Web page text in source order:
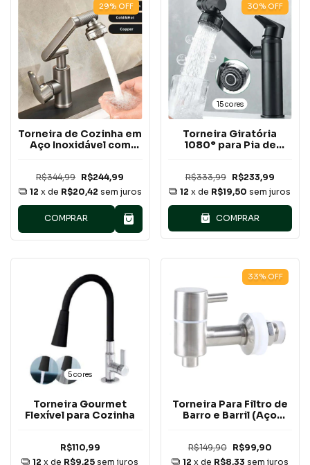
29% OFF
Torneira de Cozinha em
Aço Inoxidável com
R$344,99 R$244,99
12 x de R$20,42 sem juros
COMPRAR
30% OFF
15 cores
Torneira Giratória
1080° para Pia de
R$333,99
R$233,99
12 x de R$19,50 sem juros
COMPRAR
5 cores
Torneira Gourmet
Flexível para Cozinha
R$110,99
12 x de R$9,25 sem juros
33% OFF
Torneira Para Filtro de
Barro e Barril (Aço
R$149,90
R$99,90
12 x de R$8,33 sem juros